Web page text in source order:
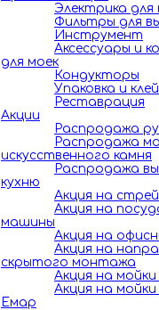
Электрика для
Фильтры для
Инструмент
Аксессуары и
для моек
Кондукторы
Упаковка и клей
Реставрация
Акции
Распродажа
Распродажа
искусственного камня
Распродажа
кухню
Акция на
Акция на
машины
Акция на
Акция на
скрытого монтажа
Акция на мойки
Акция на
Емар